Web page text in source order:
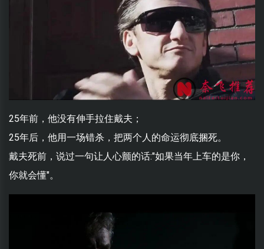
25年前，他没有伸手拉住戴夫；
25年后，他用一场错杀，把两个人的命运彻底捆死。
戴夫死前，说过一句让人心颤的话:"如果当年上车的是你，
你就会懂"。